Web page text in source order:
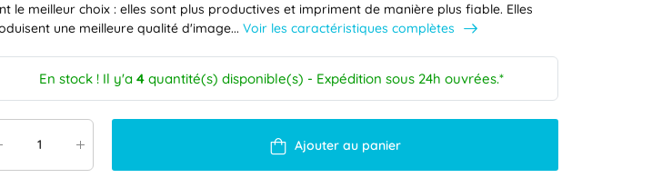
le meilleur choix : elles sont plus productives et impriment de manière plus fiable. Elles
une meilleure qualité d'image... Voir les caractéristiques complètes
En stock ! Il y'a 4 quantité(s) disponible(s) - Expédition sous 24h ouvrées.*
Ajouter au panier